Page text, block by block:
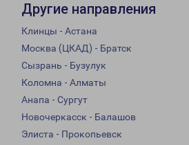
Другие направления
Клинцы - Астана
Москва (ЦКАД) - Братск
Сызрань - Бузулук
Коломна - Алматы
Анапа - Сургут
Новочеркасск - Балашов
Элиста - Прокопьевск